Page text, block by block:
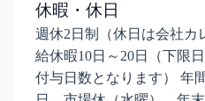
休暇・休日
週休2日制（休日は会社カ
給休暇10日～20日（下限
付与日数となります） 年